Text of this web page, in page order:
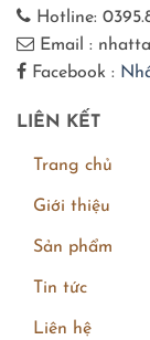
Hotline:
Email :
Facebook :
LIÊN KẾT
Trang chủ
Giới thiệu
Sản phẩm
Tin tức
Liên hệ